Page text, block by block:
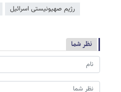
رژیم صهیونیستی اسرائیل
نظر شما